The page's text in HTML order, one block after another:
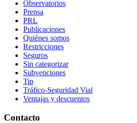
Observatorios
Prensa
PRL
Publicaciones
Quiénes somos
Restricciones
Seguros
Sin categorizar
Subvenciones
Tip
Tráfico-Seguridad Vial
Ventajas y descuentos
Contacto